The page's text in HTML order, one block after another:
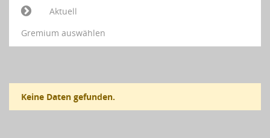
Aktuell
Gremium auswählen
Keine Daten gefunden.